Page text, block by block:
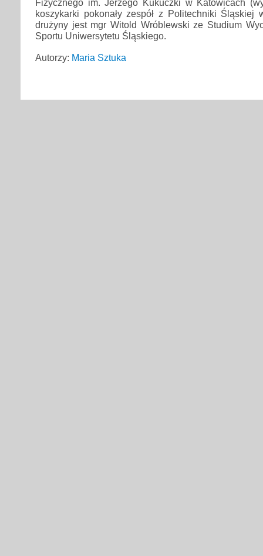
koszykarki pokonały zespół z Politechniki Śląskiej
drużyny jest mgr Witold Wróblewski ze Studium
Sportu Uniwersytetu Śląskiego.
Autorzy: Maria Sztuka